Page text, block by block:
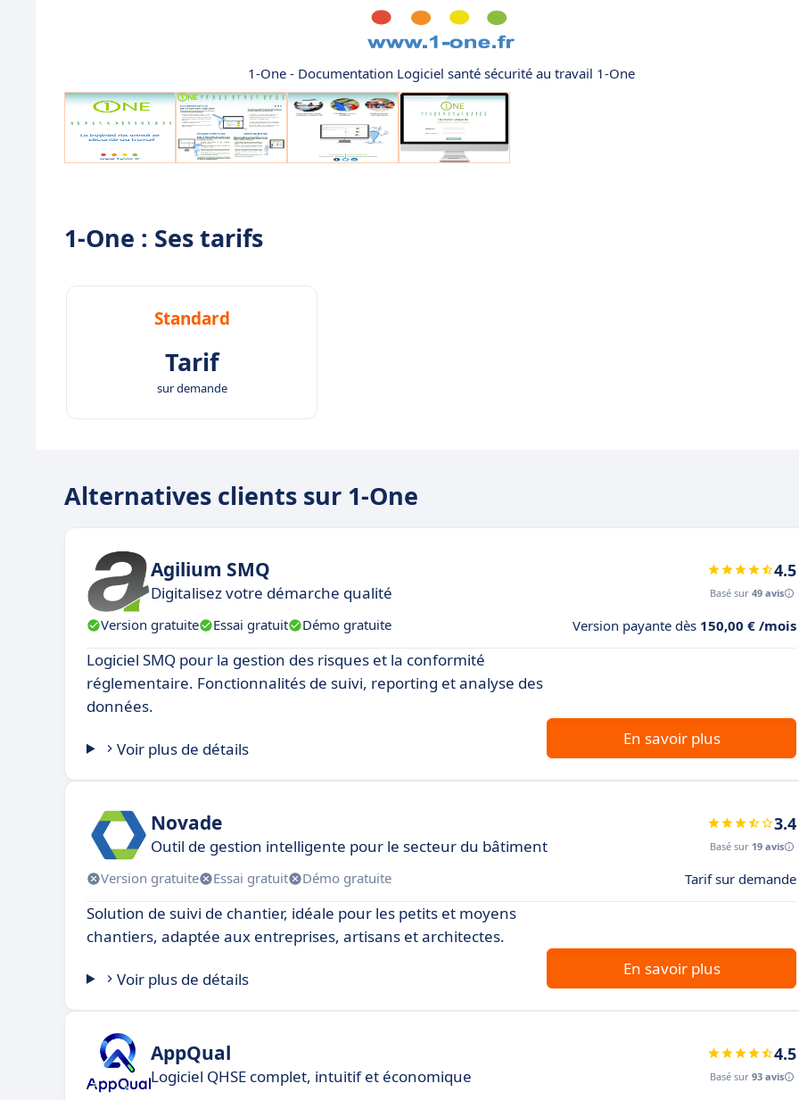
1-One - Documentation Logiciel santé sécurité au travail 1-One
1-One : Ses tarifs
Standard
Tarif
sur demande
Alternatives clients sur 1-One
Agilium SMQ
Digitalisez votre démarche qualité
4.5
Basé sur 49 avis
Version gratuite Essai gratuit Démo gratuite Version payante dès 150,00 € /mois
Logiciel SMQ pour la gestion des risques et la conformité
réglementaire. Fonctionnalités de suivi, reporting et analyse des
données.
Voir plus de détails
En savoir plus
Novade
Outil de gestion intelligente pour le secteur du bâtiment
3.4
Basé sur 19 avis
Version gratuite Essai gratuit Démo gratuite Tarif sur demande
Solution de suivi de chantier, idéale pour les petits et moyens
chantiers, adaptée aux entreprises, artisans et architectes.
Voir plus de détails
En savoir plus
AppQual
Logiciel QHSE complet, intuitif et économique
4.5
Basé sur 93 avis